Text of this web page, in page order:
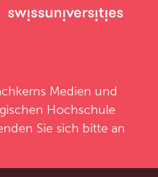
Medien und
Hochschule
Sie sich bitte an